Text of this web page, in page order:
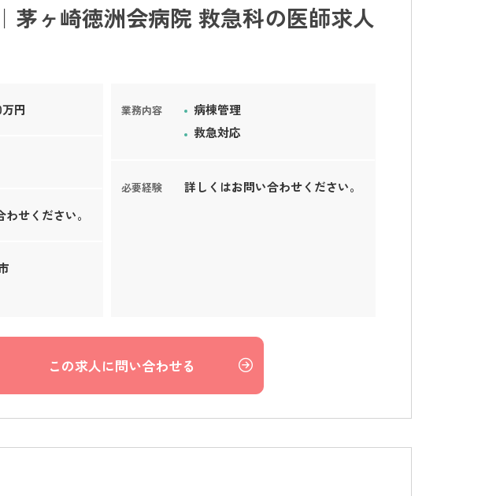
茅ヶ崎徳洲会病院 救急科の医師求人
円
せください。
業務内容
病棟管理
救急対応
必要経験 詳しくはお問い合わせください。
この求人に問い合わせる